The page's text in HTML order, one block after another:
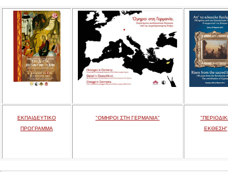
ΕΚΠΑΙΔΕΥΤΙΚΟ
ΠΡΟΓΡΑΜΜΑ
"ΟΜΗΡΟΙ ΣΤΗ ΓΕΡΜΑΝΙΑ"
ΕΚΘΕΣΗ"